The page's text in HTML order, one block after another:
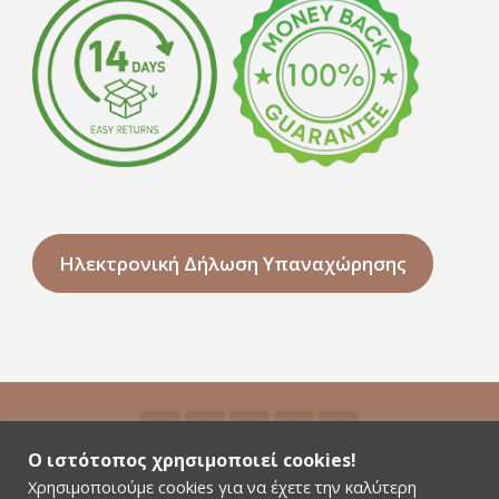
Ηλεκτρονική Δήλωση Υπαναχώρησης
©2026 Niyamas Yoga - All rights reserved - Αρ.
Ο ιστότοπος χρησιμοποιεί cookies!
Χρησιμοποιούμε cookies για να έχετε την καλύτερη